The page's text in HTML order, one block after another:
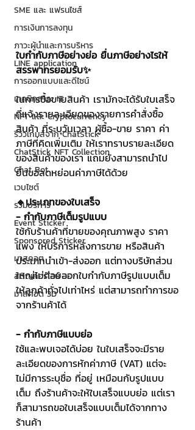
SME และ แฟรนไชส์
การเงินการลงทุน
ภาวะผู้นำและการบริหาร
LINE application
การออกแบบและดีไซน์
เทคนิคสาระ IT
NFT และ Cryptocurrency
รีวิวเกมส์จาก ChatStick
ChatStick NFT Collection
Chat Bot
เวบไซต์
รวมบริการ
Event Sticker
Sponsored Sticker
มาสคอต
สติกเกอร์ไลน์ 3D
มาสคอต 3D
ใบกำกับภาษีอย่างย่อ ยื่นภาษีอย่างไรให้
สรรพากรยอมรับ✨
ในการซื้อขายสินค้า เรามักจะได้รับใบเสร็จ
ที่แจ้งรายละเอียดของรายการคำสั่งซื้อ
สินค้า ที่ระบุวันเวลา ผู้ซื้อ-ขาย ราคา ค่า
ภาษีที่คิดเพิ่มเติม ให้เราทราบรายละเอียด
ของสินค้าของเรา แถมยังสามารถนำไป
ยื่นขอลดหย่อนค่าภาษีได้ด้วย
🔸ประเภทของใบเสร็จ
- กำกับภาษีเต็มรูปแบบ
ใช้กับร้านค้าที่ขายของคุณภาพสูง ราคา
แพง ให้บริการหลังการขาย หรือสินค้า
ประเภทนำเข้า-ส่งออก แต่ทางบริษัทส่วน
ใหญ่ไม่ค่อยออกใบกำกับภาษีรูปแบบเต็ม
ให้ลูกค้าทั่วไปเท่าไหร่ แต่สามารถทำการขอ
จากร้านค้าได้
- กำกับภาษีแบบย่อ
ใช้และพบเจอได้บ่อย ในใบเสร็จจะมีราย
ละเอียดของการหักค่าภาษี (VAT) แต่จะ
ไม่มีการระบุชื่อ ที่อยู่ เหมือนกับรูปแบบ
เต็ม ถึงร้านค้าจะให้ใบเสร็จแบบย่อ แต่เรา
ก็สามารถขอใบเสร็จแบบเต็มได้จากทาง
ร้านค้า